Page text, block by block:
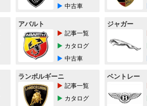
中古車
アバルト
記事一覧
カタログ
中古車
ジャガー
ランボルギーニ
記事一覧
カタログ
ベントレー